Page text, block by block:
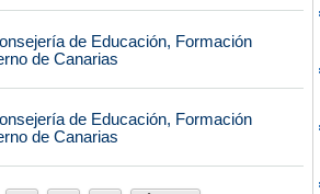
de Educación, Formación
de Canarias
de Educación, Formación
de Canarias